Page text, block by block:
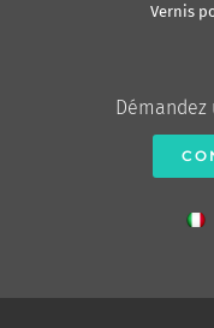
Vernis